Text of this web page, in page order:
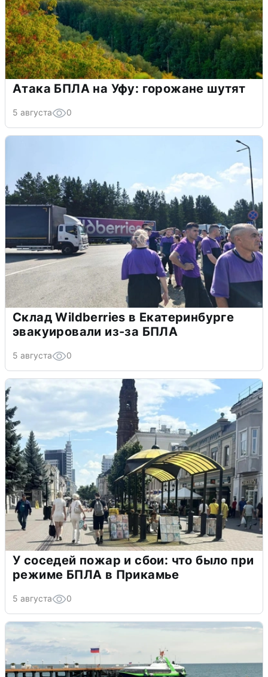
Атака БПЛА на Уфу: горожане шутят
5 августа 0
Склад Wildberries в Екатеринбурге
эвакуировали из-за БПЛА
5 августа 0
У соседей пожар и сбои: что было при
режиме БПЛА в Прикамье
5 августа 0